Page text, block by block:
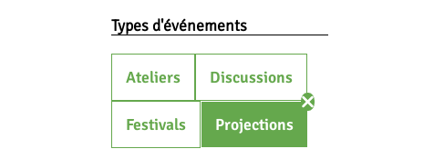
Types d'événements
Ateliers Discussions
Festivals Projections